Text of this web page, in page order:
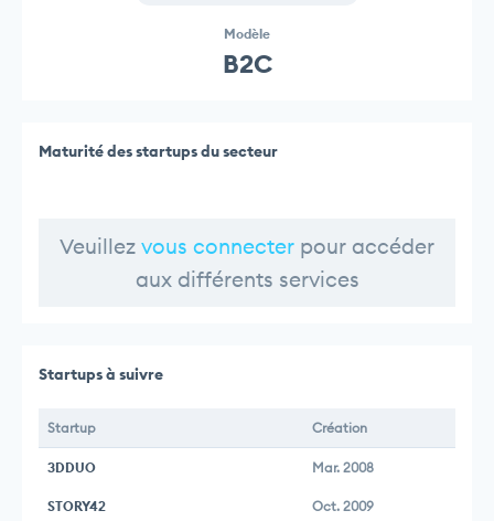
Modèle
B2C
Maturité des startups du secteur
Veuillez vous connecter pour accéder
aux différents services
Startups à suivre
Startup Création
3DDUO Mar. 2008
STORY42 Oct. 2009